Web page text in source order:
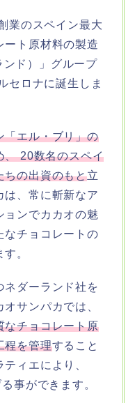
業のスペイン最大
ート原材料の製造
ド）」グループ
セロナに誕生しま
「エル・ブリ」の
、 20数名のスペイ
ちの出資のもと立
は、常に斬新なア
ョンでカカオの魅
なチョコレートの
。
ネダーランド社を
サンパカでは、
なチョコレート原
程を管理すること
ィエにより、
事ができます。